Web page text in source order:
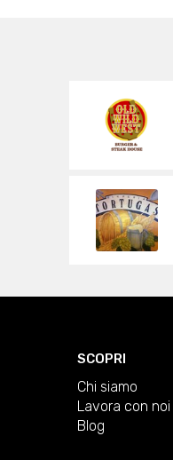
SCOPRI
Chi siamo
Lavora con noi
Blog